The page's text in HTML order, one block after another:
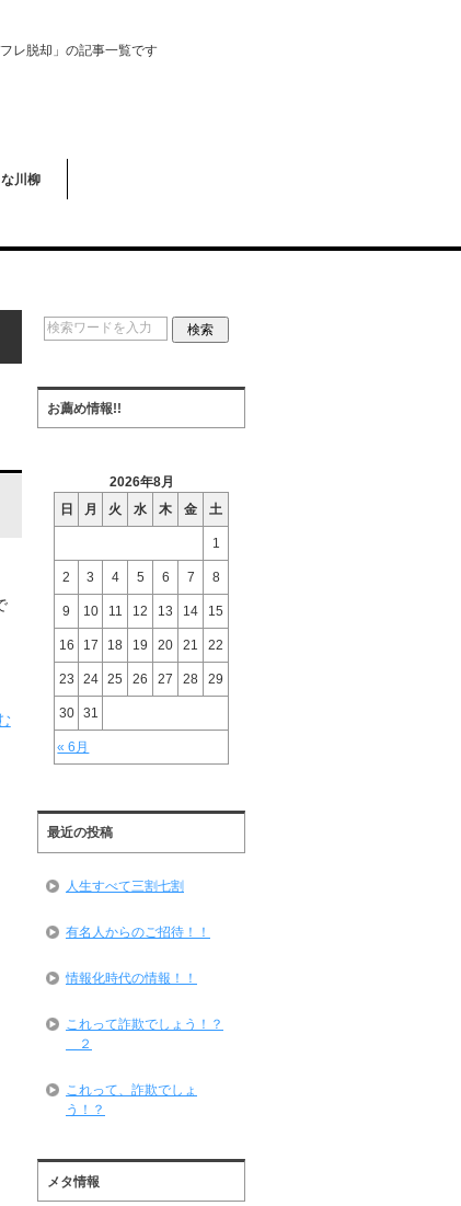
レ脱却」の記事一覧です
川柳
お薦め情報!!
2026年8月
日
月 火 水 木 金 土
« 6月
1
2 3 4 5 6 7 8
9 10 11 12 13 14 15
16 17 18 19 20 21 22
23 24 25 26 27 28 29
30 31
最近の投稿
人生すべて三割七割
有名人からのご招待！！
情報化時代の情報！！
これって詐欺でしょう！？
＿２
これって、詐欺でしょ
う！？
メタ情報